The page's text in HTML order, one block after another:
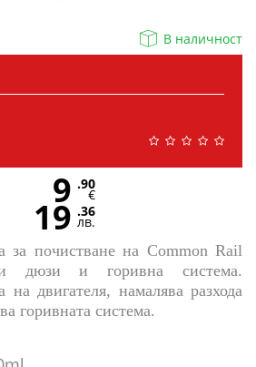
В наличност
за почистване на Common Rail
дюзи и горивна система.
на двигателя, намалява разхода
горивната система.
9 .90
€
19 .36
лв.